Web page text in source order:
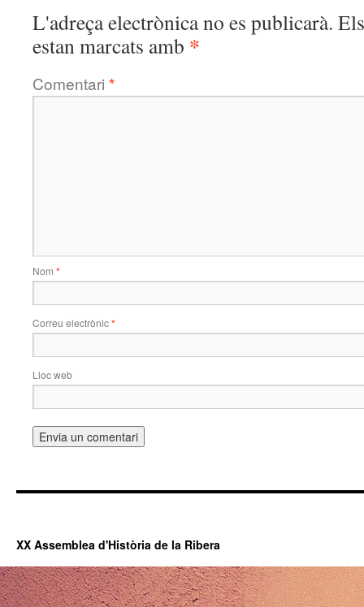
L'adreça electrònica no es publicarà.
estan marcats amb *
Comentari *
Nom *
Correu electrònic*
Lloc web
XX Assemblea d'Història de la Ribera